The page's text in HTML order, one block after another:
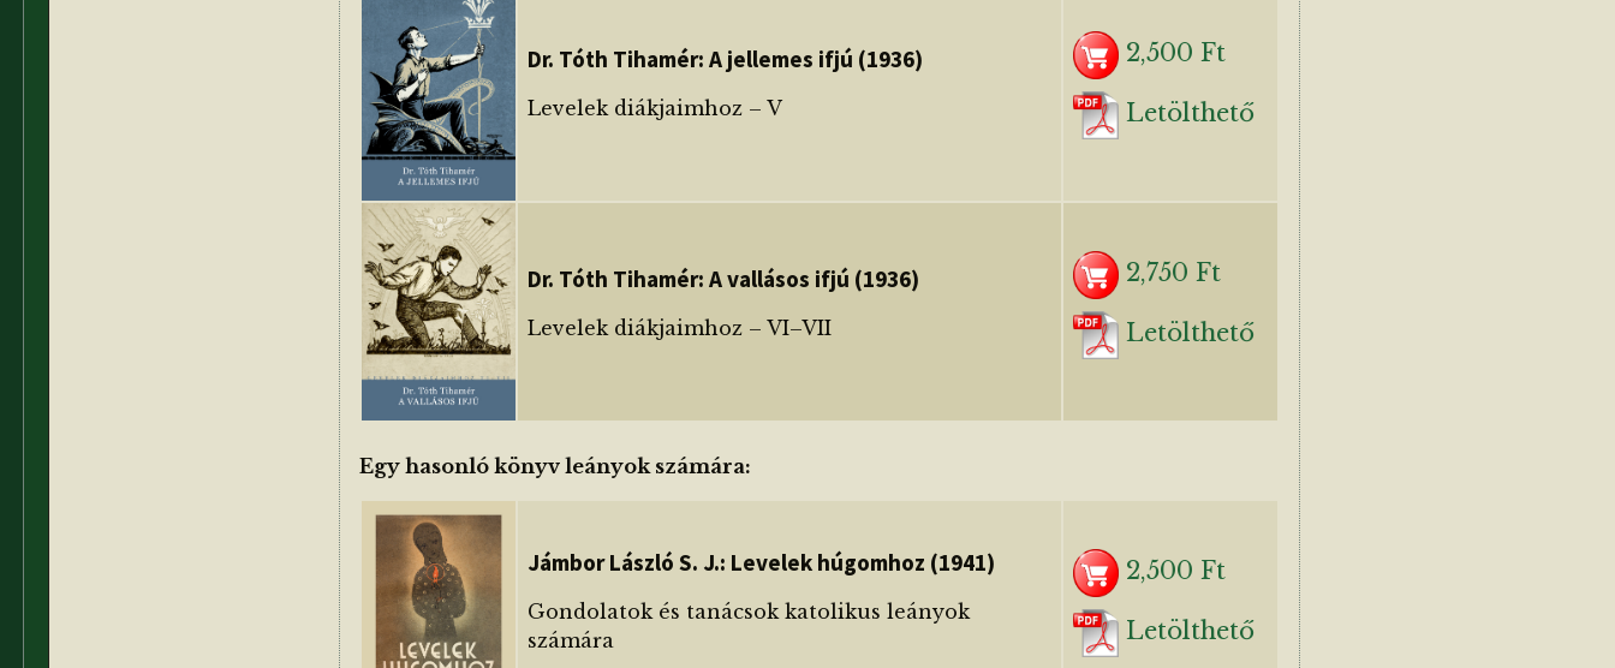
Dr. Tóth Tihamér: A jellemes ifjú (1936)
Levelek diákjaimhoz – V
2,500 Ft
Letölthető
Dr. Tóth Tihamér: A vallásos ifjú (1936)
Levelek diákjaimhoz – VI–VII
2,750 Ft
Letölthető
Egy hasonló könyv leányok számára:
Jámbor László S. J.: Levelek húgomhoz (1941)
Gondolatok és tanácsok katolikus leányok
számára
2,500 Ft
Letölthető